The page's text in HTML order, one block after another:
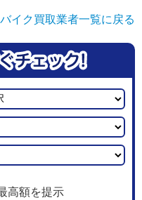
イク買取業者一覧に戻る
高額を提示